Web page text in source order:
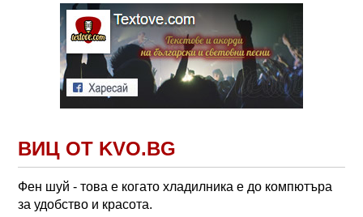
ВИЦ ОТ KVO.BG
Фен шуй - това е когато хладилника е до компютъра
за удобство и красота.